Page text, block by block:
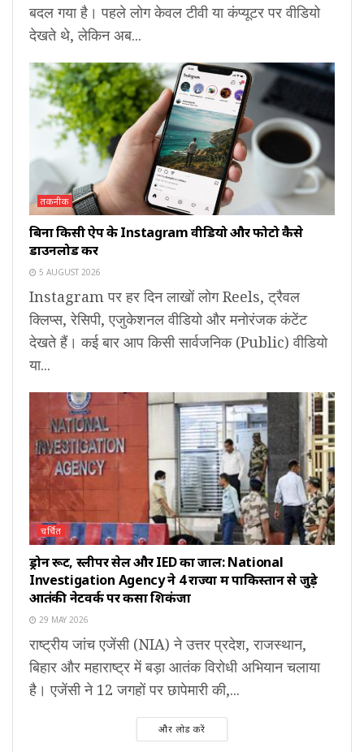
बदल गया है। पहले लोग केवल टीवी या कंप्यूटर पर वीडियो
देखते थे, लेकिन अब...
तकनीक
बिना किसी ऐप के Instagram वीडियो और फोटो कैसे
डाउनलोड करें
5 AUGUST 2026
Instagram पर हर दिन लाखों लोग Reels, ट्रैवल
क्लिप्स, रेसिपी, एजुकेशनल वीडियो और मनोरंजक कंटेंट
देखते हैं। कई बार आप किसी सार्वजनिक (Public) वीडियो
या...
चर्चित
ड्रोन रूट, स्लीपर सेल और IED का जाल: National
Investigation Agency ने 4 राज्यों में पाकिस्तान से जुड़े
आतंकी नेटवर्क पर कसा शिकंजा
29 MAY 2026
राष्ट्रीय जांच एजेंसी (NIA) ने उत्तर प्रदेश, राजस्थान,
बिहार और महाराष्ट्र में बड़ा आतंक विरोधी अभियान चलाया
है। एजेंसी ने 12 जगहों पर छापेमारी की,...
और लोड करें